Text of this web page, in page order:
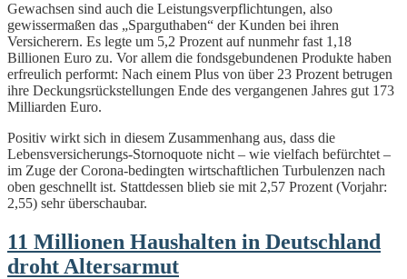
Gewachsen sind auch die Leistungsverpflichtungen, also
gewissermaßen das „Sparguthaben“ der Kunden bei ihren
Versicherern. Es legte um 5,2 Prozent auf nunmehr fast 1,18
Billionen Euro zu. Vor allem die fondsgebundenen Produkte haben
erfreulich performt: Nach einem Plus von über 23 Prozent betrugen
ihre Deckungsrückstellungen Ende des vergangenen Jahres gut 173
Milliarden Euro.
Positiv wirkt sich in diesem Zusammenhang aus, dass die
Lebensversicherungs-Stornoquote nicht – wie vielfach befürchtet –
im Zuge der Corona-bedingten wirtschaftlichen Turbulenzen nach
oben geschnellt ist. Stattdessen blieb sie mit 2,57 Prozent (Vorjahr:
2,55) sehr überschaubar.
11 Millionen Haushalten in Deutschland
droht Altersarmut